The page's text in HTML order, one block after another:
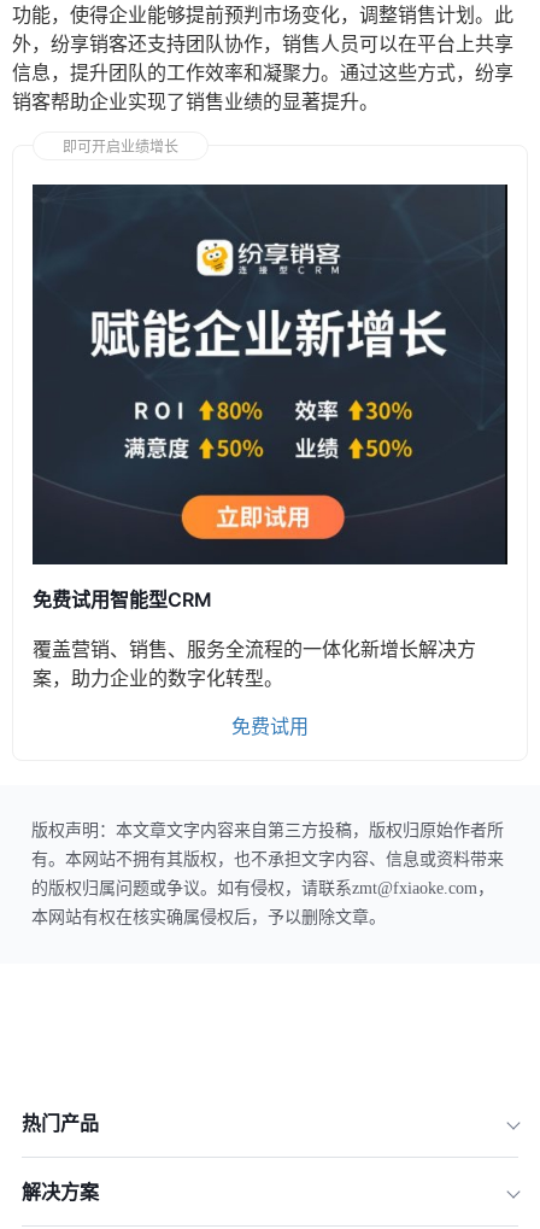
功能，使得企业能够提前预判市场变化，调整销售计划。此
外，纷享销客还支持团队协作，销售人员可以在平台上共享
信息，提升团队的工作效率和凝聚力。通过这些方式，纷享
销客帮助企业实现了销售业绩的显著提升。
即可开启业绩增长
免费试用智能型CRM
覆盖营销、销售、服务全流程的一体化新增长解决方
案，助力企业的数字化转型。
免费试用
版权声明：本文章文字内容来自第三方投稿，版权归原始作者所
有。本网站不拥有其版权，也不承担文字内容、信息或资料带来
的版权归属问题或争议。如有侵权，请联系zmt@fxiaoke.com，
本网站有权在核实确属侵权后，予以删除文章。
热门产品
解决方案